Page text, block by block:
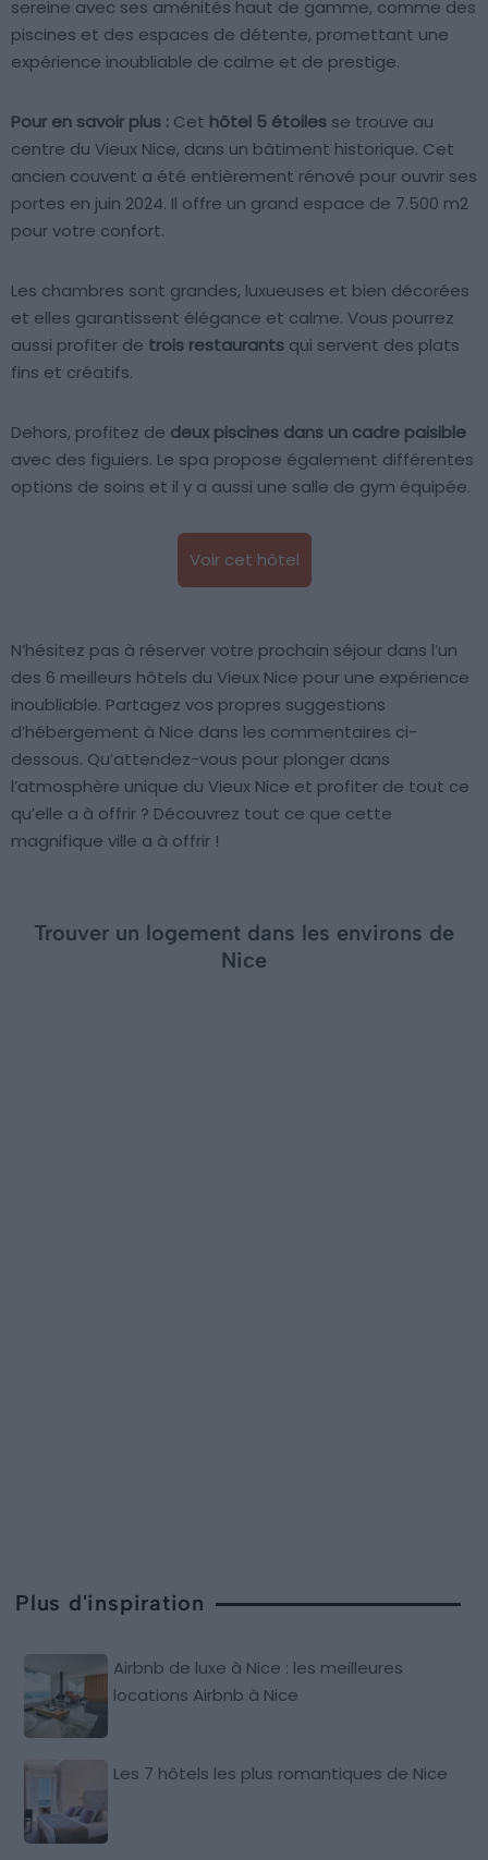
sereine avec ses aménités haut de gamme, comme des
piscines et des espaces de détente, promettant une
expérience inoubliable de calme et de prestige.
Pour en savoir plus : Cet hôtel 5 étoiles se trouve au
centre du Vieux Nice, dans un bâtiment historique. Cet
ancien couvent a été entièrement rénové pour ouvrir ses
portes en juin 2024. Il offre un grand espace de 7.500 m2
pour votre confort.
Les chambres sont grandes, luxueuses et bien décorées
et elles garantissent élégance et calme. Vous pourrez
aussi profiter de trois restaurants qui servent des plats
fins et créatifs.
Dehors, profitez de deux piscines dans un cadre paisible
avec des figuiers. Le spa propose également différentes
options de soins et il y a aussi une salle de gym équipée.
Voir cet hôtel
N’hésitez pas à réserver votre prochain séjour dans l’un
des 6 meilleurs hôtels du Vieux Nice pour une expérience
inoubliable. Partagez vos propres suggestions
d’hébergement à Nice dans les commentaires ci-
dessous. Qu’attendez-vous pour plonger dans
l’atmosphère unique du Vieux Nice et profiter de tout ce
qu’elle a à offrir ? Découvrez tout ce que cette
magnifique ville a à offrir !
Trouver un logement dans les environs de
Nice
Plus d'inspiration
Airbnb de luxe à Nice : les meilleures
locations Airbnb à Nice
Les 7 hôtels les plus romantiques de Nice